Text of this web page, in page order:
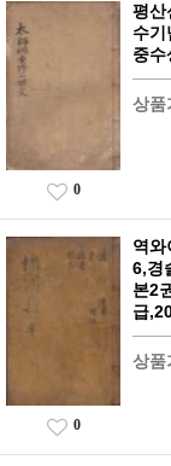
평산
수
중수
상품
0
역
6,경
본2
급
상품
0